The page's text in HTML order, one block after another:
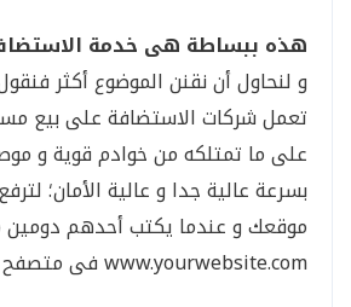
هذه ببساطة هى خدمة
و لنحاول أن نقنن الموضوع أكثر
تعمل شركات الاستضافة على بيع
على ما تمتلكه من خوادم قوية و
بسرعة عالية جدا و عالية الأمان؛
موقعك و عندما يكتب أحدهم دومين
www.yourwebsite.com فى متصفح الإنترنت الخاص به